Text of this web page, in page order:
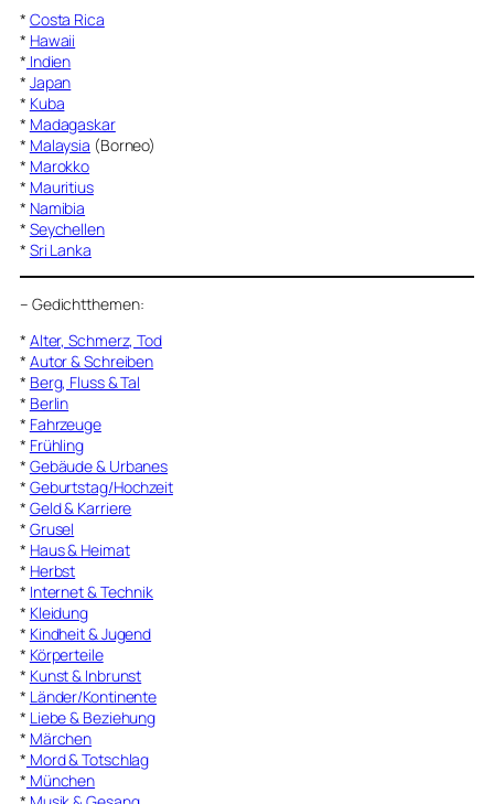
* Costa Rica
* Hawaii
* Indien
* Japan
* Kuba
* Madagaskar
* Malaysia (Borneo)
* Marokko
* Mauritius
* Namibia
* Seychellen
* Sri Lanka
– Gedichtthemen:
* Alter, Schmerz, Tod
* Autor & Schreiben
* Berg, Fluss & Tal
* Berlin
* Fahrzeuge
* Frühling
* Gebäude & Urbanes
* Geburtstag/Hochzeit
* Geld & Karriere
* Grusel
* Haus & Heimat
* Herbst
* Internet & Technik
* Kleidung
* Kindheit & Jugend
* Körperteile
* Kunst & Inbrunst
* Länder/Kontinente
* Liebe & Beziehung
* Märchen
* Mord & Totschlag
* München